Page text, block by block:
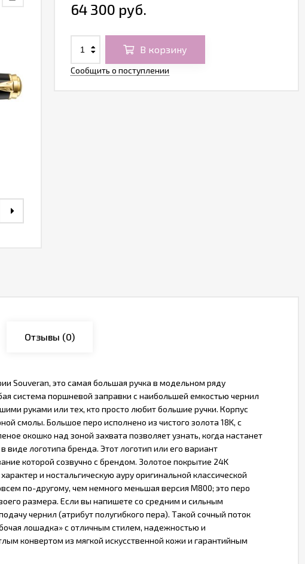
64 300 руб.
В корзину
Сообщить о поступлении
Отзывы (0)
Souveran, это самая большая ручка в модельном ряду
система поршневой заправки с наибольшей емкостью чернил
руками или тех, кто просто любит большие ручки. Корпус
смолы. Большое перо исполнено из чистого золота 18K, с
окошко над зоной захвата позволяет узнать, когда настанет
виде логотипа бренда. Этот логотип или его вариант
которой созвучно с брендом. Золотое покрытие 24K
и ностальгическую ауру оригинальной классической
по-другому, чем немного меньшая версия M800; это перо
размера. Если вы напишете со средним и сильным
чернил (атрибут полугибкого пера). Такой сочный поток
лошадка» с отличным стилем, надежностью и
конвертом из мягкой искусственной кожи и гарантийным